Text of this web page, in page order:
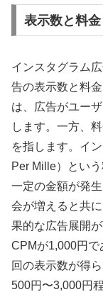
表示数と料金
インスタグラム
告の表示数と料
は、広告がユー
します。一方、
を指します。イ
Per Mille）とい
一定の金額が発
会が増えると共
果的な広告展開
CPMが1,000円
回の表示数が得
500円〜3,000円